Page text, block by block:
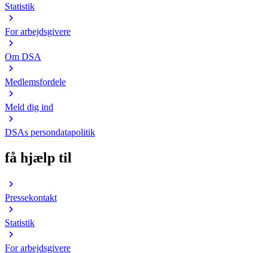
Statistik
For arbejdsgivere
Om DSA
Medlemsfordele
Meld dig ind
DSAs persondatapolitik
få hjælp til
Pressekontakt
Statistik
For arbejdsgivere